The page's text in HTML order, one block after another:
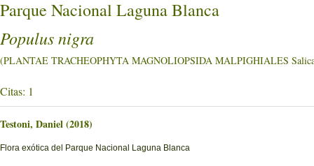
Parque Nacional Laguna Blanca
Populus nigra
(PLANTAE TRACHEOPHYTA MAGNOLIOPSIDA MALPIGHIALES
Citas: 1
Testoni, Daniel (2018)
Flora exótica del Parque Nacional Laguna Blanca